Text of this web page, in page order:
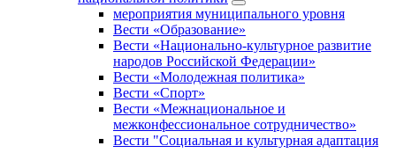
мероприятия муниципального уровня
Вести «Образование»
Вести «Национально-культурное развитие
народов Российской Федерации»
Вести «Молодежная политика»
Вести «Спорт»
Вести «Межнациональное и
межконфессиональное сотрудничество»
Вести "Социальная и культурная адаптация